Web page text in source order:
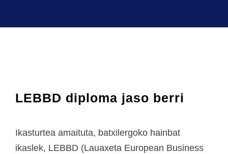
LEBBD diploma jaso berri
Ikasturtea amaituta, batxilergoko hainbat
ikaslek, LEBBD (Lauaxeta European Business